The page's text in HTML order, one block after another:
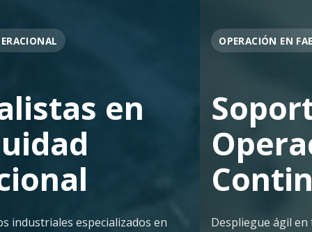
OPERACIÓN EN FAENA
Soporte
Operacional
Continuo
Despliegue ágil en terreno con los más altos